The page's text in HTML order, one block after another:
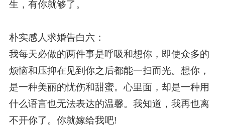
生，有你就够了。
朴实感人求婚告白六：
我每天必做的两件事是呼吸和想你，即使众多的
烦恼和压抑在见到你之后都能一扫而光。想你，
是一种美丽的忧伤和甜蜜。心里面，却是一种用
什么语言也无法表达的温馨。我知道，我再也离
不开你了。你就嫁给我吧!